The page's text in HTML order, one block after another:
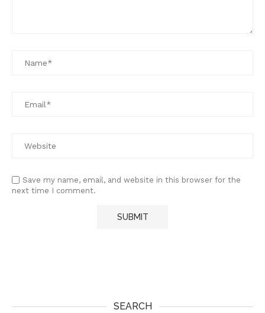
Save my name, email, and website in this browser for the
next time I comment.
SEARCH